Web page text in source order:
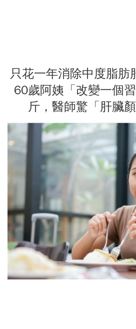
只花一年消除中度脂肪
60歲阿姨「改變一個
斤，醫師驚「肝臟顏